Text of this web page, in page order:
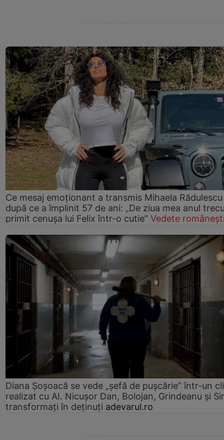
Ce mesaj emoționant a transmis Mihaela Rădulescu
după ce a împlinit 57 de ani: „De ziua mea anul
primit cenușa lui Felix într-o cutie” Vedete
Diana Șoșoacă se vede „șefă de pușcărie” într-un
realizat cu AI. Nicușor Dan, Bolojan, Grindeanu și
transformați în deținuți adevarul.ro